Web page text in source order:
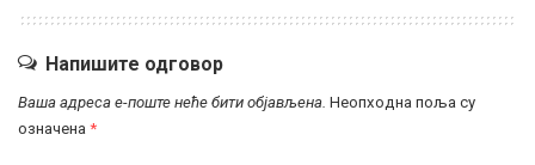
Напишите одговор
Ваша адреса е-поште неће бити објављена. Неопходна поља су
означена *